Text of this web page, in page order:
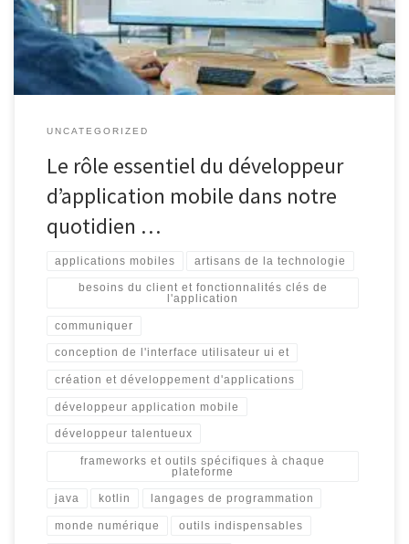
divertir ou simplifier nos tâches, les applications mobiles sont
devenues des outils […]
UNCATEGORIZED
Le rôle essentiel du développeur
d’application mobile dans notre
quotidien …
applications mobiles artisans de la technologie
besoins du client et fonctionnalités clés de
l'application
communiquer
conception de l'interface utilisateur ui et
création et développement d'applications
développeur application mobile
développeur talentueux
frameworks et outils spécifiques à chaque
plateforme
java kotlin langages de programmation
monde numérique outils indispensables